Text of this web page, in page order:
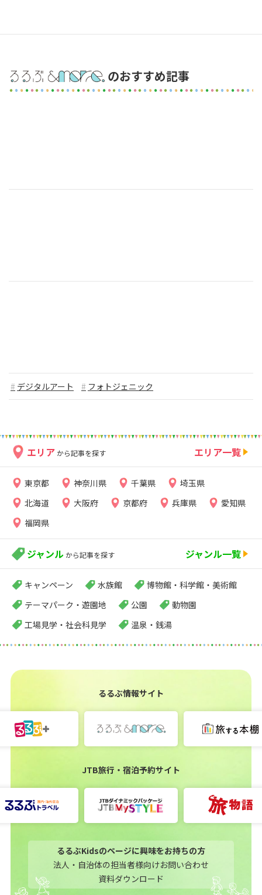
のおすすめ記事
デジタルアート フォトジェニック
エリア から記事を探す エリア一覧
東京都 神奈川県 千葉県
埼玉県
北海道
大阪府 京都府 兵庫県
愛知県
福岡県
ジャンル から記事を探す ジャンル一覧
キャンペーン 水族館
博物館・科学館・美術館
テーマパーク・遊園地
公園
動物園
工場見学・社会科見学
温泉・銭湯
るるぶ情報サイト
JTB旅行・宿泊予約サイト
るるぶKidsのページに興味をお持ちの方
法人・自治体の担当者様向けお問い合わせ
資料ダウンロード